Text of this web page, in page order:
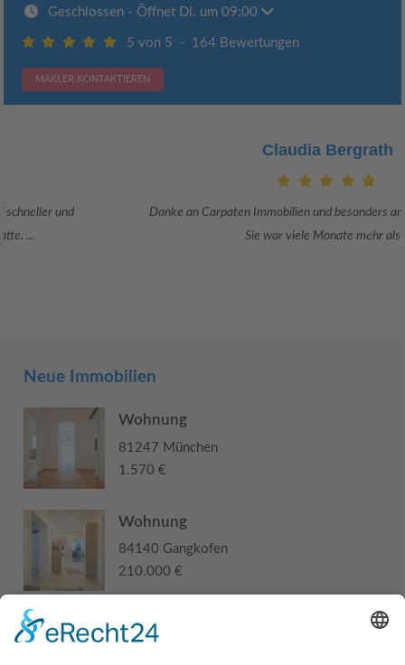
Geschlossen - Öffnet Di. um 09:00
5 von 5 - 164 Bewertungen
MAKLER KONTAKTIEREN
Claudia Bergrath
Danke an Carpaten Immobilien und besonders an Frau Adriana Sarca.
Sie war viele Monate mehr als ...
Neue Immobilien
Wohnung
81247 München
1.570 €
Wohnung
84140 Gangkofen
210.000 €
Haus